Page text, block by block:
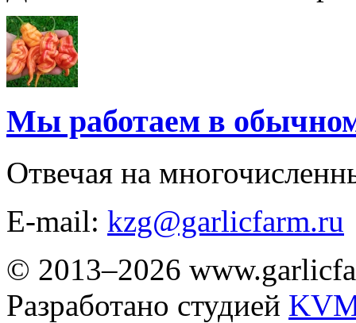
Мы работаем в
Отвечая на
E-mail: kzg@garlicfarm.ru
© 2013–2026
Разработано студией